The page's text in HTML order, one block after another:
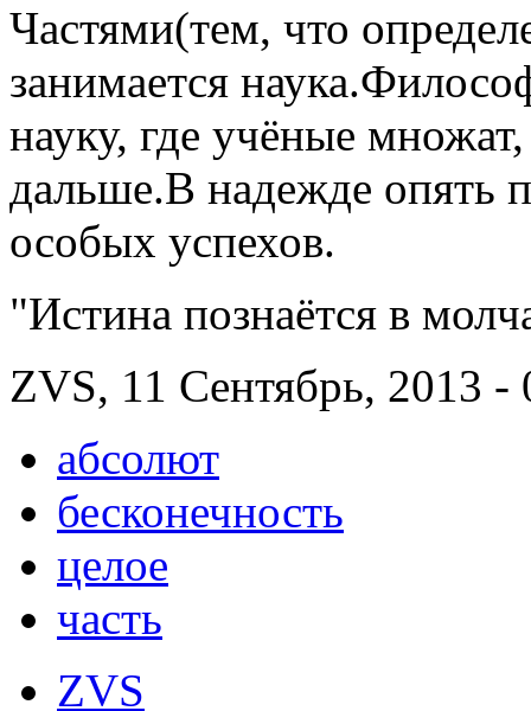
Частями(тем, что
занимается
науку, где учёные
дальше.В надежде опять
особых успехов.
"Истина познаётся в
ZVS, 11 Сентябрь, 2013 -
абсолют
бесконечность
целое
часть
ZVS